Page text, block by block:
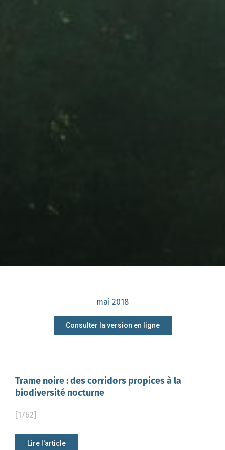
mai 2018
Consulter la version en ligne
Trame noire : des corridors propices à la
biodiversité nocturne
[1762]
Lire l'article